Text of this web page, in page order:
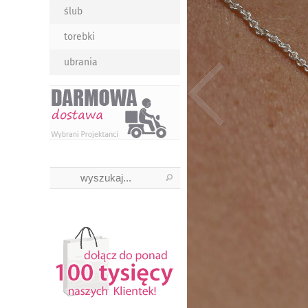
ślub
torebki
ubrania